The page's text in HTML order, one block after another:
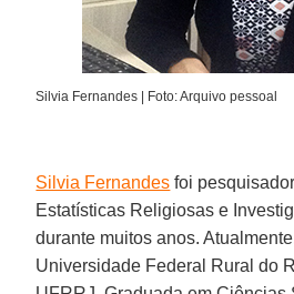
Silvia Fernandes | Foto: Arquivo pessoal
Silvia Fernandes foi
Estatísticas Religiosas e
durante muitos anos.
Universidade Federal Rural do